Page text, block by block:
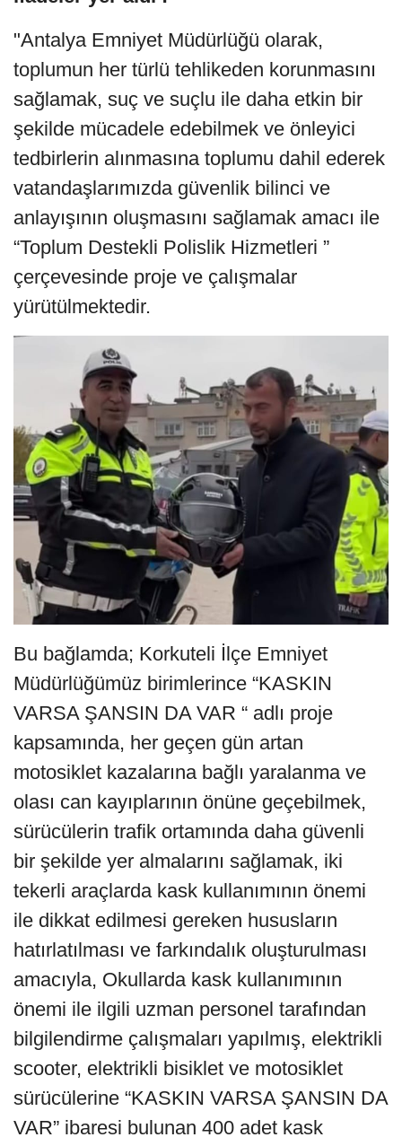
"Antalya Emniyet Müdürlüğü olarak,
toplumun her türlü tehlikeden korunmasını
sağlamak, suç ve suçlu ile daha etkin bir
şekilde mücadele edebilmek ve önleyici
tedbirlerin alınmasına toplumu dahil ederek
vatandaşlarımızda güvenlik bilinci ve
anlayışının oluşmasını sağlamak amacı ile
“Toplum Destekli Polislik Hizmetleri ”
çerçevesinde proje ve çalışmalar
yürütülmektedir.
Bu bağlamda; Korkuteli İlçe Emniyet
Müdürlüğümüz birimlerince “KASKIN
VARSA ŞANSIN DA VAR “ adlı proje
kapsamında, her geçen gün artan
motosiklet kazalarına bağlı yaralanma ve
olası can kayıplarının önüne geçebilmek,
sürücülerin trafik ortamında daha güvenli
bir şekilde yer almalarını sağlamak, iki
tekerli araçlarda kask kullanımının önemi
ile dikkat edilmesi gereken hususların
hatırlatılması ve farkındalık oluşturulması
amacıyla, Okullarda kask kullanımının
önemi ile ilgili uzman personel tarafından
bilgilendirme çalışmaları yapılmış, elektrikli
scooter, elektrikli bisiklet ve motosiklet
sürücülerine “KASKIN VARSA ŞANSIN DA
VAR” ibaresi bulunan 400 adet kask